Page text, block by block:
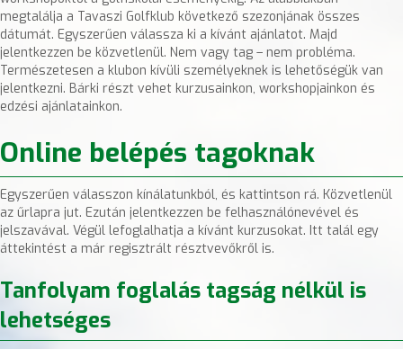
megtalálja a Tavaszi Golfklub következő szezonjának összes
dátumát. Egyszerűen válassza ki a kívánt ajánlatot. Majd
jelentkezzen be közvetlenül. Nem vagy tag – nem probléma.
Természetesen a klubon kívüli személyeknek is lehetőségük van
jelentkezni. Bárki részt vehet kurzusainkon, workshopjainkon és
edzési ajánlatainkon.
Online belépés tagoknak
Egyszerűen válasszon kínálatunkból, és kattintson rá. Közvetlenül
az űrlapra jut. Ezután jelentkezzen be felhasználónevével és
jelszavával. Végül lefoglalhatja a kívánt kurzusokat. Itt talál egy
áttekintést a már regisztrált résztvevőkről is.
Tanfolyam foglalás tagság nélkül is
lehetséges